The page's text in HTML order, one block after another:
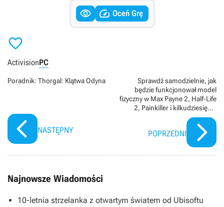
  Oceń Grę

ActivisionPC
Poradnik: Thorgal: Klątwa Odyna
NASTĘPNY
Sprawdź samodzielnie, jak
będzie funkcjonował model
fizyczny w Max Payne 2, Half-Life
2, Painkiller i kilkudziesięciu
innych grach
POPRZEDNI
Najnowsze Wiadomości
10-letnia strzelanka z otwartym światem od Ubisoftu